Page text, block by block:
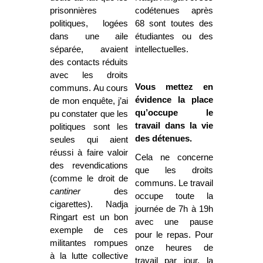
prisonnières
politiques, logées
dans une aile
séparée, avaient
des contacts réduits
avec les droits
communs. Au cours
de mon enquête, j’ai
pu constater que les
politiques sont les
seules qui aient
réussi à faire valoir
des revendications
(comme le droit de
cantinerdes
cigarettes). Nadja
Ringart est un bon
exemple de ces
militantes rompues
à la lutte collective
codétenues après
68 sont toutes des
étudiantes ou des
intellectuelles.
Vous mettez en
évidence la place
qu’occupe le
travail dans la vie
des détenues.
Cela ne concerne
que les droits
communs. Le travail
occupe toute la
journée de 7h à 19h
avec une pause
pour le repas. Pour
onze heures de
travail par jour, la